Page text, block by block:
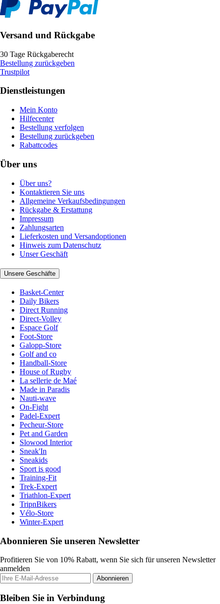
Versand und Rückgabe
30 Tage Rückgaberecht
Bestellung zurückgeben
Trustpilot
Dienstleistungen
Mein Konto
Hilfecenter
Bestellung verfolgen
Bestellung zurückgeben
Rabattcodes
Über uns
Über uns?
Kontaktieren Sie uns
Allgemeine Verkaufsbedingungen
Rückgabe & Erstattung
Impressum
Zahlungsarten
Lieferkosten und Versandoptionen
Hinweis zum Datenschutz
Unser Geschäft
Unsere Geschäfte
Basket-Center
Daily Bikers
Direct Running
Direct-Volley
Espace Golf
Foot-Store
Galopp-Store
Golf and co
Handball-Store
House of Rugby
La sellerie de Maé
Made in Paradis
Nauti-wave
On-Fight
Padel-Expert
Pecheur-Store
Pet and Garden
Slowood Interior
Sneak'In
Sneakids
Sport is good
Training-Fit
Trek-Expert
Triathlon-Expert
TripnBikers
Vélo-Store
Winter-Expert
Abonnieren Sie unseren Newsletter
Profitieren Sie von 10% Rabatt, wenn Sie sich für unseren Newsletter
anmelden
Abonnieren
Bleiben Sie in Verbindung